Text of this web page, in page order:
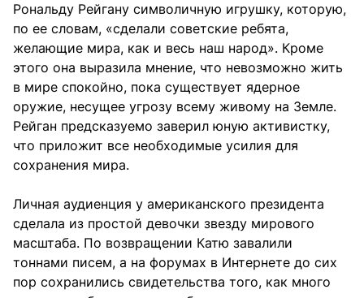
Рональду Рейгану символичную игрушку, которую,
по ее словам, «сделали советские ребята,
желающие мира, как и весь наш народ». Кроме
этого она выразила мнение, что невозможно жить
в мире спокойно, пока существует ядерное
оружие, несущее угрозу всему живому на Земле.
Рейган предсказуемо заверил юную активистку,
что приложит все необходимые усилия для
сохранения мира.
Личная аудиенция у американского президента
сделала из простой девочки звезду мирового
масштаба. По возвращении Катю завалили
тоннами писем, а на форумах в Интернете до сих
пор сохранились свидетельства того, как много